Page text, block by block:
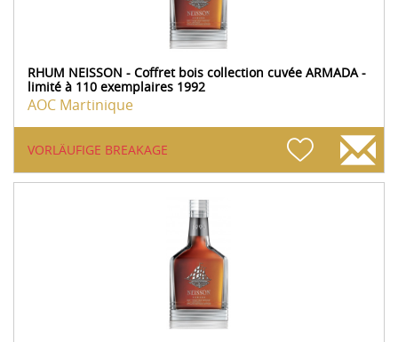
RHUM NEISSON - Coffret bois collection cuvée ARMADA -
limité à 110 exemplaires 1992
AOC Martinique
VORLÄUFIGE BREAKAGE